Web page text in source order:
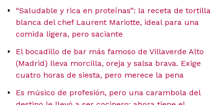
“Saludable y rica en proteínas”: la receta de tortilla
blanca del chef Laurent Mariotte, ideal para una
comida ligera, pero saciante
El bocadillo de bar más famoso de Villaverde Alto
(Madrid) lleva morcilla, oreja y salsa brava. Exige
cuatro horas de siesta, pero merece la pena
Es músico de profesión, pero una carambola del